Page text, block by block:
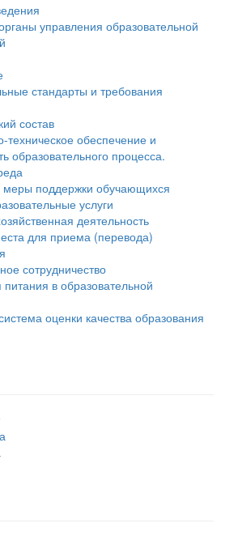
управления образовательной
стандарты и требования
состав
техническое обеспечение и
образовательного процесса.
меры поддержки обучающихся
услуги
деятельность
для приема (перевода)
сотрудничество
в образовательной
оценки качества образования